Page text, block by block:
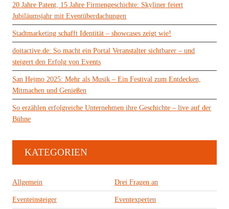
20 Jahre Patent, 15 Jahre Firmengeschichte: Skyliner feiert
Jubiläumsjahr mit Eventüberdachungen
Stadtmarketing schafft Identität – showcases zeigt wie!
doitactive.de: So macht ein Portal Veranstalter sichtbarer – und
steigert den Erfolg von Events
San Hejmo 2025: Mehr als Musik – Ein Festival zum Entdecken,
Mitmachen und Genießen
So erzählen erfolgreiche Unternehmen ihre Geschichte – live auf der
Bühne
KATEGORIEN
Allgemein Drei Fragen an
Eventeinsteiger Eventexperten